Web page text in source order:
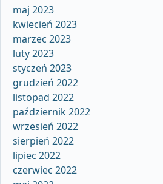
maj 2023
kwiecień 2023
marzec 2023
luty 2023
styczeń 2023
grudzień 2022
listopad 2022
październik 2022
wrzesień 2022
sierpień 2022
lipiec 2022
czerwiec 2022